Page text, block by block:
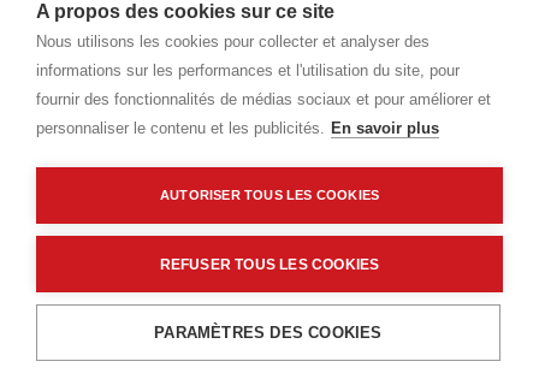
A propos des cookies sur ce site
Nous utilisons les cookies pour collecter et analyser des
informations sur les performances et l'utilisation du site, pour
fournir des fonctionnalités de médias sociaux et pour améliorer et
personnaliser le contenu et les publicités. En savoir plus
AUTORISER TOUS LES COOKIES
REFUSER TOUS LES COOKIES
PARAMÈTRES DES COOKIES
7,99 €TTC/ML
Livraisons & enlèvement
Livraison standard Sur commande
Caractéristiques techniques
Description détaillée
Ajouter au panier